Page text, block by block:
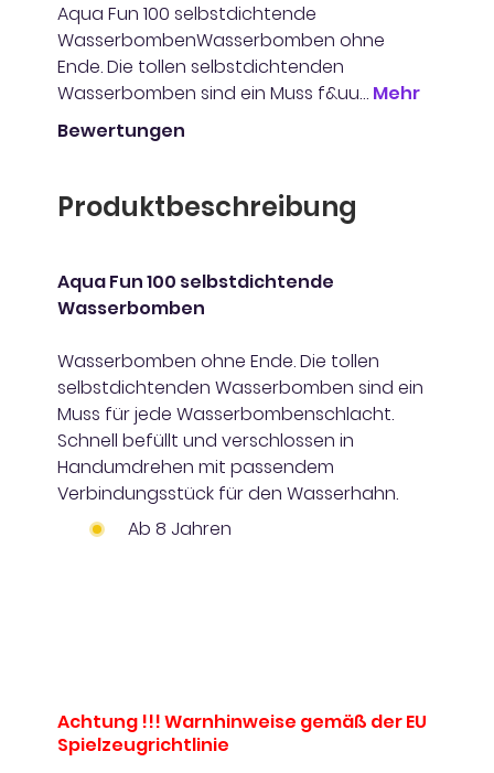
Aqua Fun 100 selbstdichtende
WasserbombenWasserbomben ohne
Ende. Die tollen selbstdichtenden
Wasserbomben sind ein Muss f&uu… Mehr
Bewertungen
Produktbeschreibung
Aqua Fun 100 selbstdichtende
Wasserbomben
Wasserbomben ohne Ende. Die tollen
selbstdichtenden Wasserbomben sind ein
Muss für jede Wasserbombenschlacht.
Schnell befüllt und verschlossen in
Handumdrehen mit passendem
Verbindungsstück für den Wasserhahn.
Ab 8 Jahren
Achtung !!! Warnhinweise gemäß der EU
Spielzeugrichtlinie